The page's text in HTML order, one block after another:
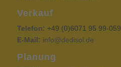
Verkauf
Telefon: +49 (0)6071 95 99-059
E-Mail: info@dedisol.de
Planung